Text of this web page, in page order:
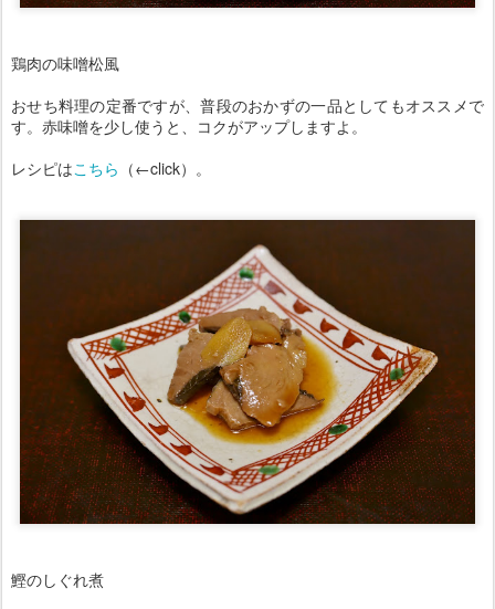
鶏肉の味噌松風
おせち料理の定番ですが、普段のおかずの一品としてもオススメで
す。赤味噌を少し使うと、コクがアップしますよ。
レシピはこちら （←click）。
鰹のしぐれ煮